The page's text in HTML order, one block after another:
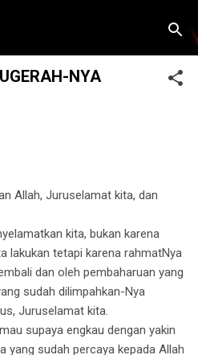
konten utama
NYA
Allah, Juruselamat kita, dan
kita, bukan karena
lakukan tetapi karena rahmatNya
dan oleh pembaharuan yang
sudah dilimpahkan-Nya
Juruselamat kita.
supaya engkau dengan yakin
yang sudah percaya kepada Allah